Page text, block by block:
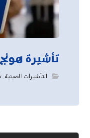
تأشيرة
التأشيرات الصينية,